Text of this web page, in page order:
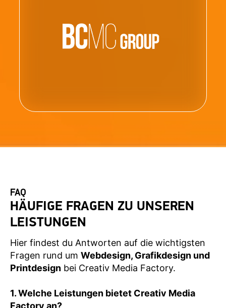
FAQ
HÄUFIGE FRAGEN ZU UNSEREN
LEISTUNGEN
Hier findest du Antworten auf die wichtigsten
Fragen rund um Webdesign, Grafikdesign und
Printdesign bei Creativ Media Factory.
1. Welche Leistungen bietet Creativ Media
Factory an?